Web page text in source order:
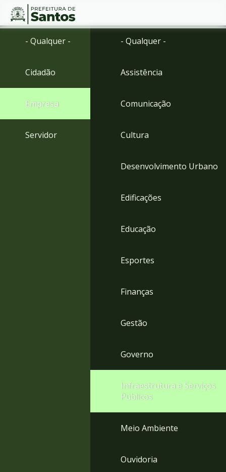
Ir
Ir
menu
Conteúdo
- Qualquer -
Cidadão
Empresa
Servidor
- Qualquer -
Assistência
Comunicação
Cultura
Desenvolvimento Urbano
Edificações
Educação
Esportes
Finanças
Gestão
Governo
Infraestrutura e Serviços
Públicos
Meio Ambiente
Ouvidoria